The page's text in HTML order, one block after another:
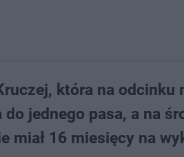
która na odcinku
jednego pasa, a na
16 miesięcy na